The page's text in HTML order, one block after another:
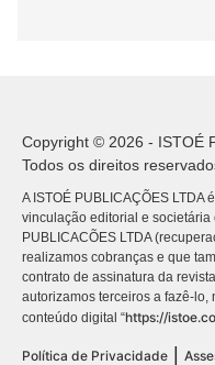
Copyright © 2026 - ISTOÉ
Todos os direitos
A ISTOÉ PUBLICAÇÕES
vinculação editorial e societária
PUBLICACÕES LTDA
realizamos cobranças e que
contrato de assinatura da
autorizamos terceiros a fazê-
conteúdo digital “https://
Política de Privacidade